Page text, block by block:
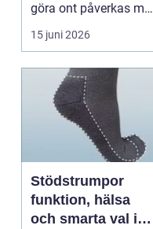
göra ont påverkas mer
15 juni 2026
Stödstrumpor
funktion, hälsa
och smarta val i